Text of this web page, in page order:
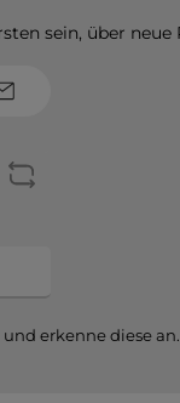
sein, über
erkenne diese an.